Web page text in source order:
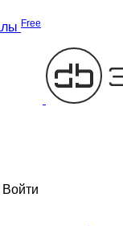
Free
Войти